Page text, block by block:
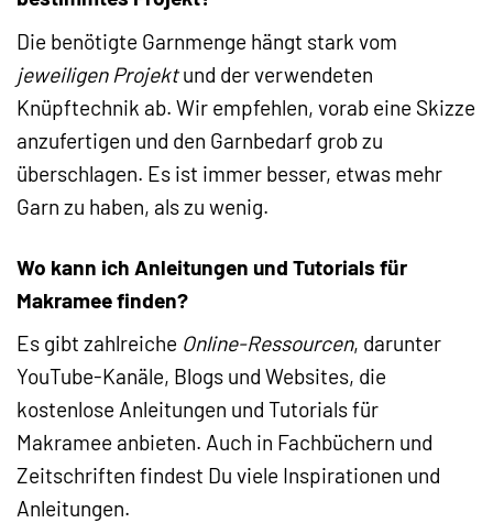
Die benötigte Garnmenge hängt stark vom
jeweiligen Projektund der verwendeten
Knüpftechnik ab. Wir empfehlen, vorab eine Skizze
anzufertigen und den Garnbedarf grob zu
überschlagen. Es ist immer besser, etwas mehr
Garn zu haben, als zu wenig.
Wo kann ich Anleitungen und Tutorials für
Makramee finden?
Es gibt zahlreiche Online-Ressourcen, darunter
YouTube-Kanäle, Blogs und Websites, die
kostenlose Anleitungen und Tutorials für
Makramee anbieten. Auch in Fachbüchern und
Zeitschriften findest Du viele Inspirationen und
Anleitungen.